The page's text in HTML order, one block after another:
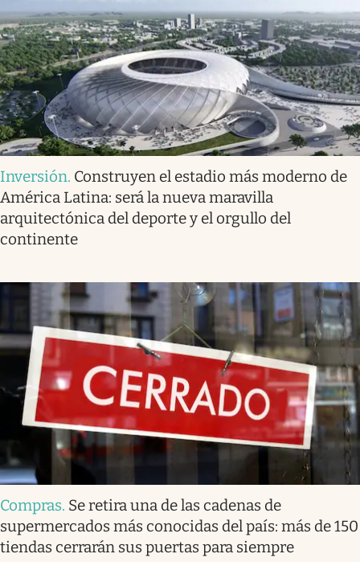
Inversión. Construyen el estadio más moderno de
América Latina: será la nueva maravilla
arquitectónica del deporte y el orgullo del
continente
Compras. Se retira una de las cadenas de
supermercados más conocidas del país: más de 150
tiendas cerrarán sus puertas para siempre